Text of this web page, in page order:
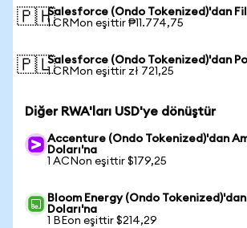
🇵🇭Salesforce (Ondo Tokenized)'dan
1 CRMon eşittir ₱11.774,75
🇵🇱Salesforce (Ondo Tokenized)'dan
1 CRMon eşittir zł 721,25
Diğer RWA'ları USD'ye dönüştür
Accenture (Ondo Tokenized)'dan
Doları'na
1 ACNon eşittir $179,25
Bloom Energy (Ondo
Doları'na
1 BEon eşittir $214,29